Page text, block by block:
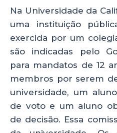
Na Universidade da
uma instituição
exercida por um
são indicadas pelo
para mandatos de 12
membros por serem
universidade, um
de voto e um aluno
de decisão. Essa